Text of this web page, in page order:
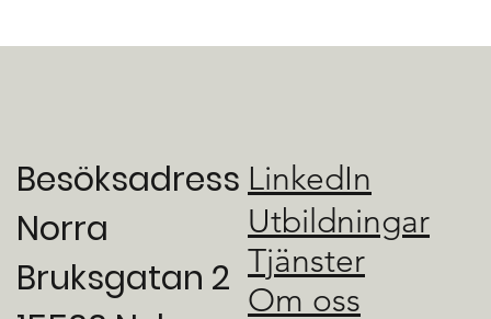
Besöksadress
Norra
Bruksgatan 2
LinkedIn
Utbildningar
Tjänster
Om oss